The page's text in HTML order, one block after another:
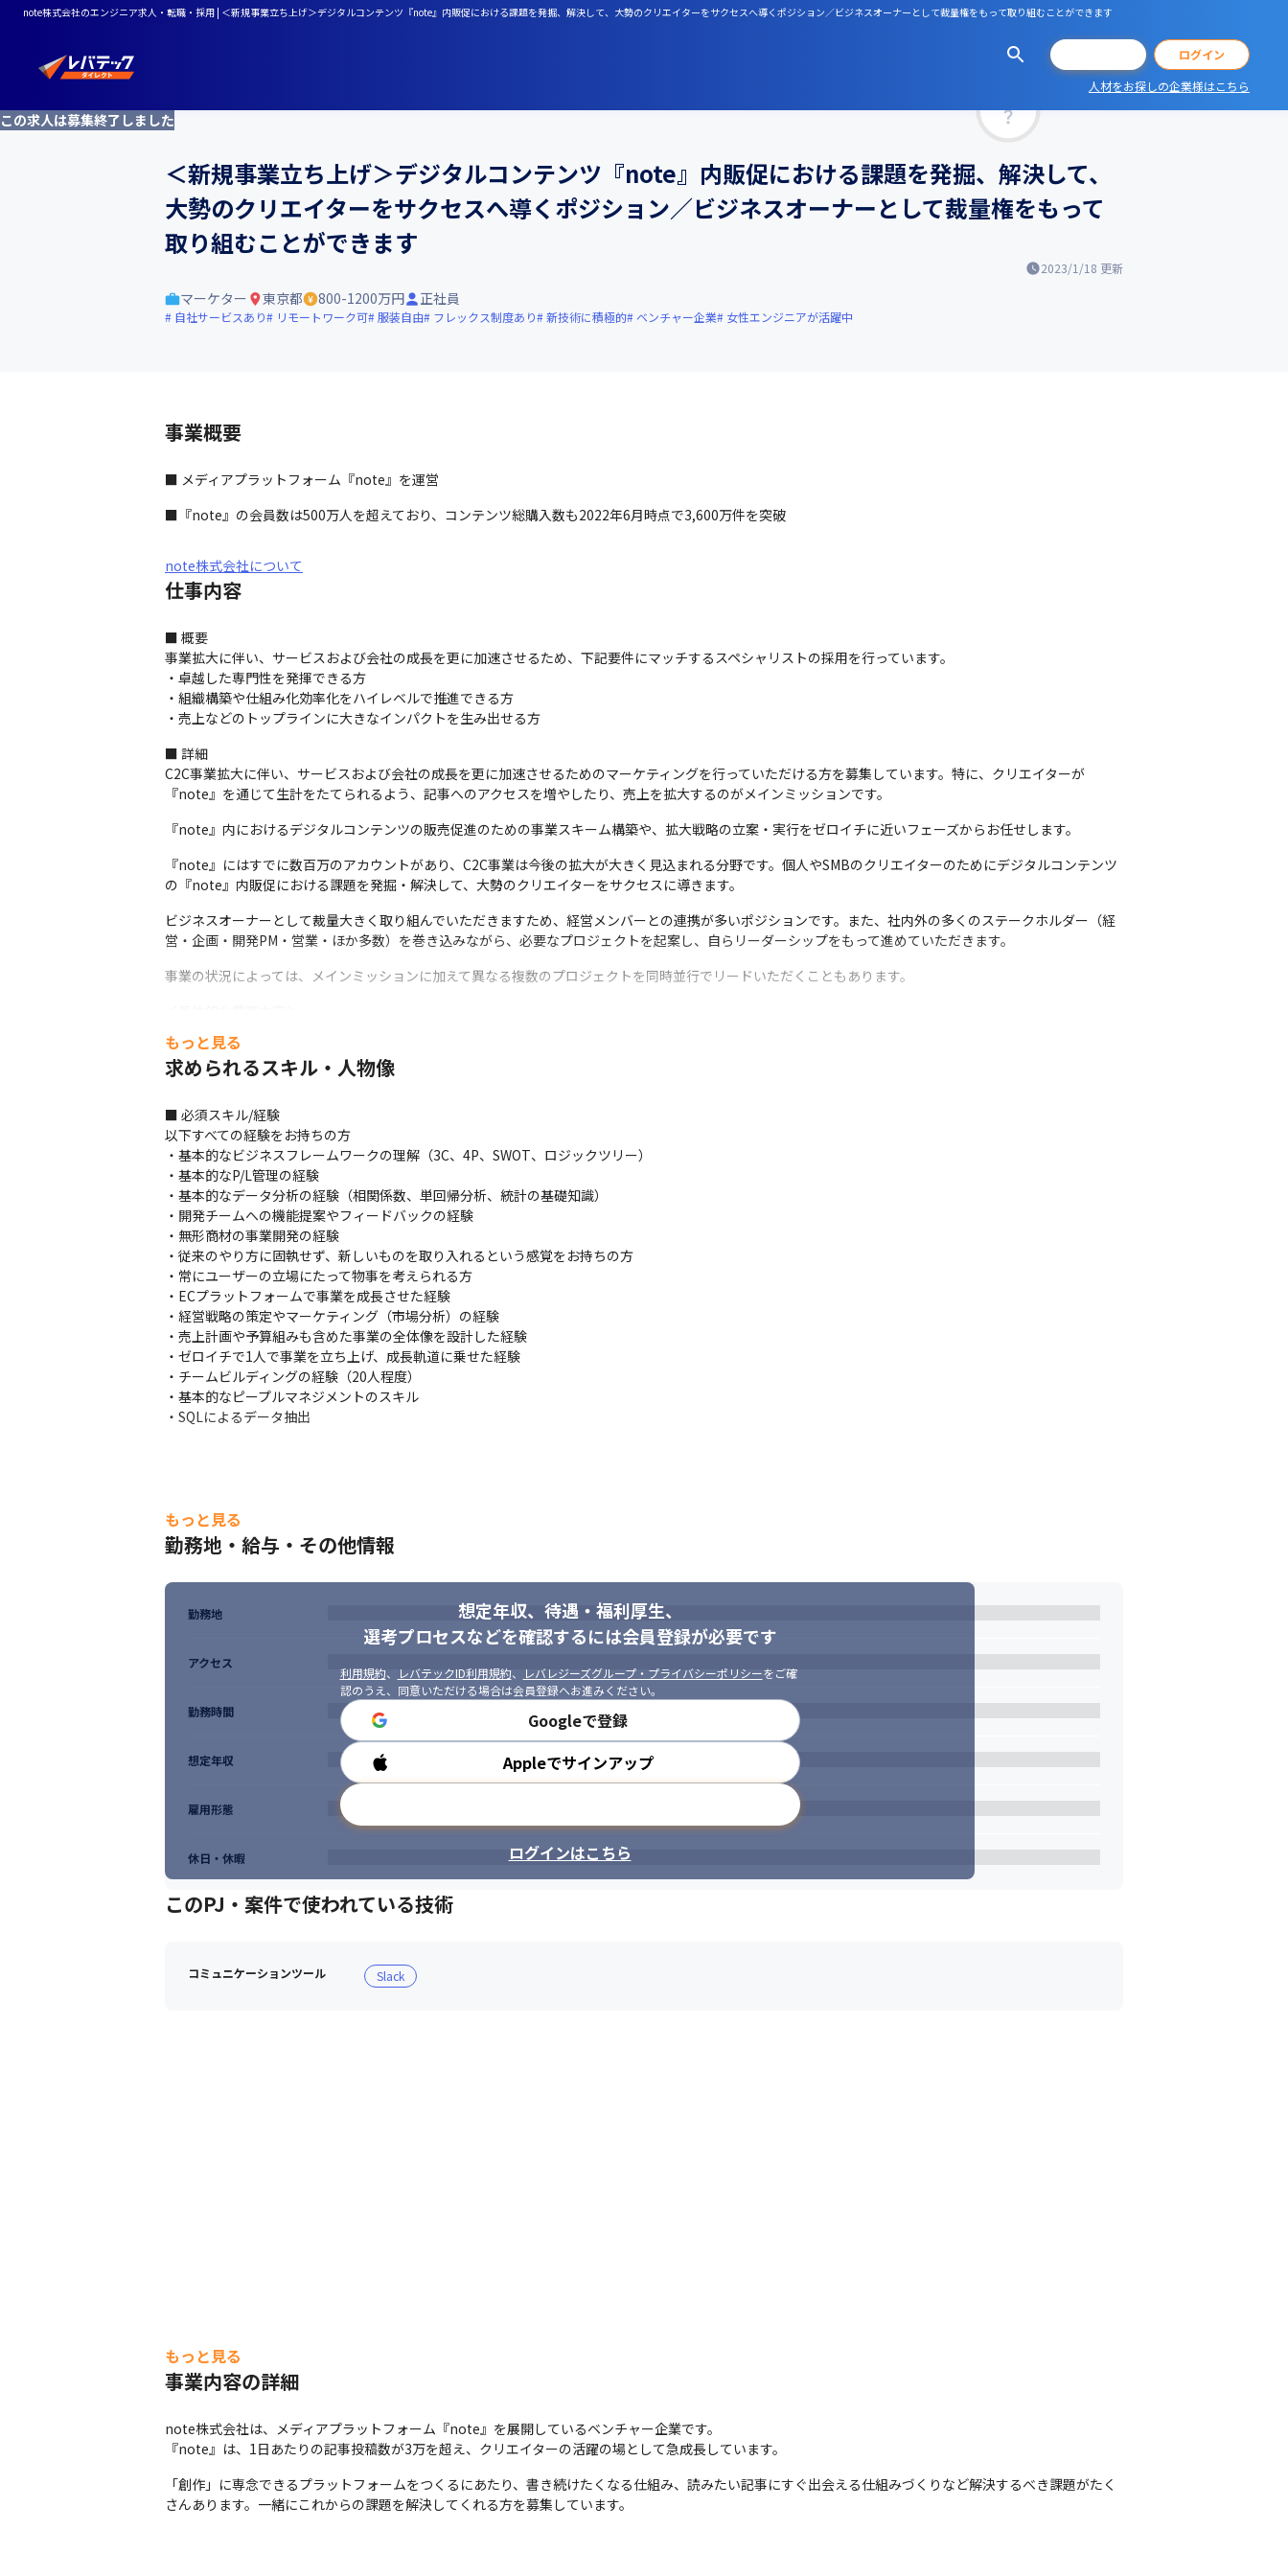
note株式会社のエンジニア求人・転職・採用 | ＜新規事業立ち上げ＞デジタルコンテンツ『note』内販促における課題を発掘、解決して、大勢のクリエイターをサクセスへ導くポジション／ビジネスオーナーとして裁量権をもって取り組むことができます
ログイン
人材をお探しの企業様はこちら
この求人は募集終了しました
＜新規事業立ち上げ＞デジタルコンテンツ『note』内販促における課題を発掘、解決して、
大勢のクリエイターをサクセスへ導くポジション／ビジネスオーナーとして裁量権をもって
取り組むことができます
2023/1/18 更新
マーケター 東京都 800-1200万円 正社員
自社サービスあり リモートワーク可 服装自由 フレックス制度あり 新技術に積極的 ベンチャー企業 女性エンジニアが活躍中
事業概要
■ メディアプラットフォーム『note』を運営
■『note』の会員数は500万人を超えており、コンテンツ総購入数も2022年6月時点で3,600万件を突破
note株式会社について
仕事内容
■ 概要
事業拡大に伴い、サービスおよび会社の成長を更に加速させるため、下記要件にマッチするスペシャリストの採用を行っています。
・卓越した専門性を発揮できる方
・組織構築や仕組み化効率化をハイレベルで推進できる方
・売上などのトップラインに大きなインパクトを生み出せる方
■ 詳細
C2C事業拡大に伴い、サービスおよび会社の成長を更に加速させるためのマーケティングを行っていただける方を募集しています。特に、クリエイターが
『note』を通じて生計をたてられるよう、記事へのアクセスを増やしたり、売上を拡大するのがメインミッションです。
『note』内におけるデジタルコンテンツの販売促進のための事業スキーム構築や、拡大戦略の立案・実行をゼロイチに近いフェーズからお任せします。
『note』にはすでに数百万のアカウントがあり、C2C事業は今後の拡大が大きく見込まれる分野です。個人やSMBのクリエイターのためにデジタルコンテンツ
の『note』内販促における課題を発掘・解決して、大勢のクリエイターをサクセスに導きます。
ビジネスオーナーとして裁量大きく取り組んでいただきますため、経営メンバーとの連携が多いポジションです。また、社内外の多くのステークホルダー（経
営・企画・開発PM・営業・ほか多数）を巻き込みながら、必要なプロジェクトを起案し、自らリーダーシップをもって進めていただきます。
事業の状況によっては、メインミッションに加えて異なる複数のプロジェクトを同時並行でリードいただくこともあります。
・note C2Cの非開発系プロジェクトの起案/リード/マネジメント
・事業モデル･事業戦略の立案、推進、収益モデルの確立
・仮説設計からデータ分析に基づく解の考案/実行
もっと見る
求められるスキル・人物像
■ 必須スキル/経験
以下すべての経験をお持ちの方
・基本的なビジネスフレームワークの理解（3C、4P、SWOT、ロジックツリー）
・基本的なP/L管理の経験
・基本的なデータ分析の経験（相関係数、単回帰分析、統計の基礎知識）
・開発チームへの機能提案やフィードバックの経験
・無形商材の事業開発の経験
・従来のやり方に固執せず、新しいものを取り入れるという感覚をお持ちの方
・常にユーザーの立場にたって物事を考えられる方
・ECプラットフォームで事業を成長させた経験
・経営戦略の策定やマーケティング（市場分析）の経験
・売上計画や予算組みも含めた事業の全体像を設計した経験
・ゼロイチで1人で事業を立ち上げ、成長軌道に乗せた経験
・チームビルディングの経験（20人程度）
・基本的なピープルマネジメントのスキル
・SQLによるデータ抽出
もっと見る
勤務地・給与・その他情報
想定年収、待遇・福利厚生、
選考プロセスなどを確認するには会員登録が必要です
利用規約、 レバテックID利用規約、 レバレジーズグループ・プライバシーポリシーをご確
認のうえ、同意いただける場合は会員登録へお進みください。
Googleで登録
Appleでサインアップ
ログインはこちら
勤務地
アクセス
勤務時間
想定年収
雇用形態
休日・休暇
このPJ・案件で使われている技術
コミュニケーションツール Slack
もっと見る
事業内容の詳細
note株式会社は、メディアプラットフォーム『note』を展開しているベンチャー企業です。
『note』は、1日あたりの記事投稿数が3万を超え、クリエイターの活躍の場として急成長しています。
「創作」に専念できるプラットフォームをつくるにあたり、書き続けたくなる仕組み、読みたい記事にすぐ出会える仕組みづくりなど解決するべき課題がたく
さんあります。一緒にこれからの課題を解決してくれる方を募集しています。